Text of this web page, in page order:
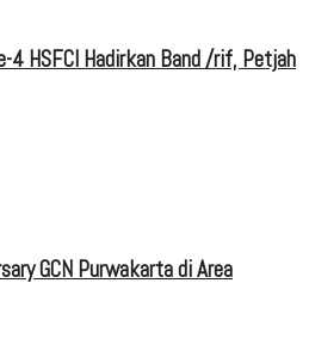
4 HSFCI Hadirkan Band /rif, Petjah
GCN Purwakarta di Area